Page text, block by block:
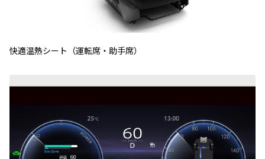
快適温熱シート（運転席・助手席）